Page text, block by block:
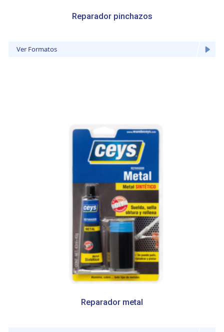
Reparador pinchazos
Ver Formatos
Reparador metal